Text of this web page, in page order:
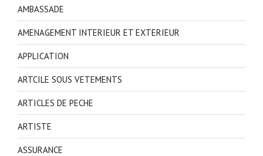
AMBASSADE
AMENAGEMENT INTERIEUR ET EXTERIEUR
APPLICATION
ARTCILE SOUS VETEMENTS
ARTICLES DE PECHE
ARTISTE
ASSURANCE